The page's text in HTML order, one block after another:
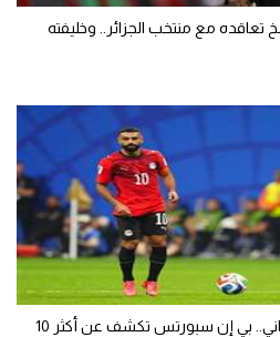
تعاقده مع منتخب الجزائر.. وخليفته
مصر ضد الأرجنتين في المركز الثاني.. بي إن سبورتس تكشف عن أكثر 10